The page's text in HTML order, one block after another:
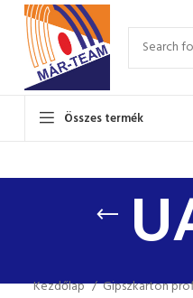
Összes termék
Kezdőlap
Gipszkarton